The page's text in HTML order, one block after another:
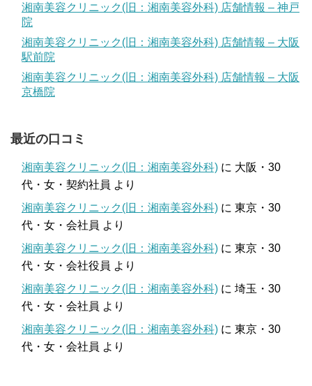
湘南美容クリニック(旧：湘南美容外科) 店舗情報 – 神戸
院
湘南美容クリニック(旧：湘南美容外科) 店舗情報 – 大阪
駅前院
湘南美容クリニック(旧：湘南美容外科) 店舗情報 – 大阪
京橋院
最近の口コミ
湘南美容クリニック(旧：湘南美容外科) に 大阪・30
代・女・契約社員 より
湘南美容クリニック(旧：湘南美容外科) に 東京・30
代・女・会社員 より
湘南美容クリニック(旧：湘南美容外科) に 東京・30
代・女・会社役員 より
湘南美容クリニック(旧：湘南美容外科) に 埼玉・30
代・女・会社員 より
湘南美容クリニック(旧：湘南美容外科) に 東京・30
代・女・会社員 より